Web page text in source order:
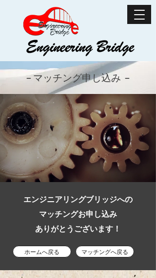
−マッチング申し込み −
エンジニアリングブリッジへの
マッチングお申し込み
ありがとうございます！
ホームへ戻る マッチングへ戻る